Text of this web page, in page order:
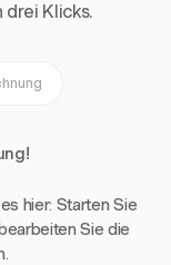
Klicks.
hier: Starten Sie
Sie die